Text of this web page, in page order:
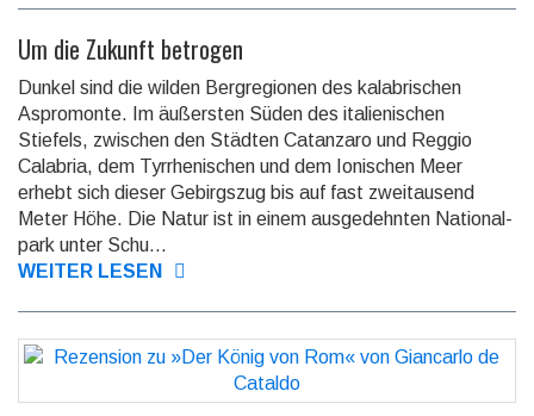
Um die Zukunft betrogen
Dunkel sind die wilden Bergregionen des kalabrischen
Aspromonte. Im äußersten Süden des italie­nischen
Stiefels, zwischen den Städten Catan­zaro und Reggio
Calabria, dem Tyrrhe­nischen und dem Ionischen Meer
erhebt sich dieser Gebirgs­zug bis auf fast zwei­tausend
Meter Höhe. Die Natur ist in einem ausge­dehnten National­
park unter Schu...
WEITER LESEN